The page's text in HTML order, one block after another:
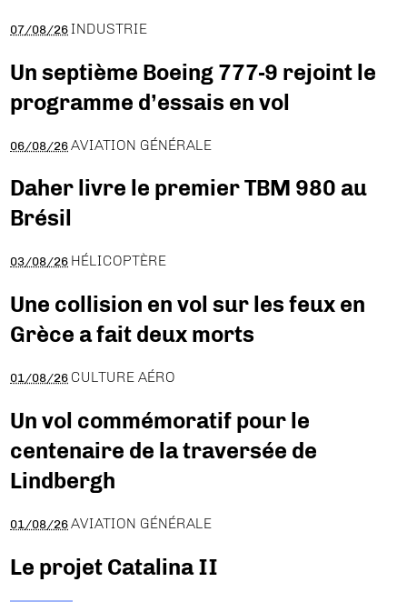
07/08/26 INDUSTRIE
Un septième Boeing 777-9 rejoint le
programme d’essais en vol
06/08/26 AVIATION GÉNÉRALE
Daher livre le premier TBM 980 au
Brésil
03/08/26 HÉLICOPTÈRE
Une collision en vol sur les feux en
Grèce a fait deux morts
01/08/26 CULTURE AÉRO
Un vol commémoratif pour le
centenaire de la traversée de
Lindbergh
01/08/26 AVIATION GÉNÉRALE
Le projet Catalina II